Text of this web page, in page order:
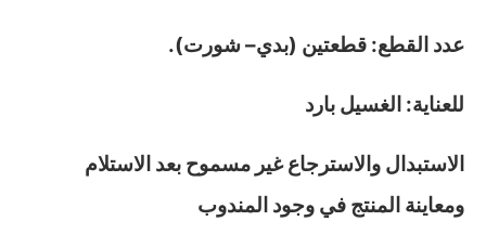
عدد القطع: قطعتين (بدي– شورت).
للعناية: الغسيل بارد
الاستبدال والاسترجاع غير مسموح بعد الاستلام
ومعاينة المنتج في وجود المندوب